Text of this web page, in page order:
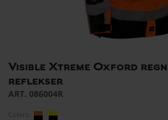
Visible Xtreme Oxford
reflekser
ART. 086004R
Colors: